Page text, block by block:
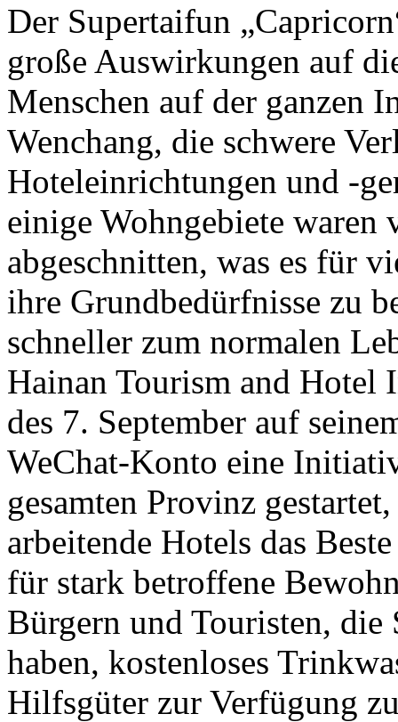
Der Supertaifun
große Auswirkungen auf
Menschen auf der ganzen
Wenchang, die schwere
Hoteleinrichtungen und -
einige Wohngebiete waren
abgeschnitten, was es für
ihre Grundbedürfnisse zu
schneller zum normalen
Hainan Tourism and Hotel
des 7. September auf
WeChat-Konto eine
gesamten Provinz
arbeitende Hotels das
für stark betroffene
Bürgern und Touristen,
haben, kostenloses
Hilfsgüter zur Verfügung